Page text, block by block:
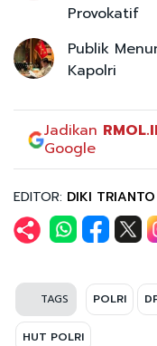
Provokatif
Publik
Kapolri
Jadikan
Google
EDITOR: DIKI TRIANTO
TAGS POLRI
HUT POLRI